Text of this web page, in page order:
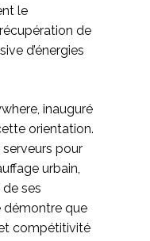
le
de
d’énergies
inauguré
orientation.
serveurs pour
urbain,
de ses
démontre que
compétitivité